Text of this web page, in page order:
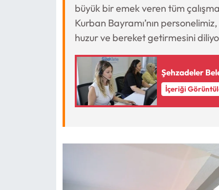
büyük bir emek veren tüm
Kurban Bayramı’nın
huzur ve bereket getirmesini
Şehzadeler
İçeriği